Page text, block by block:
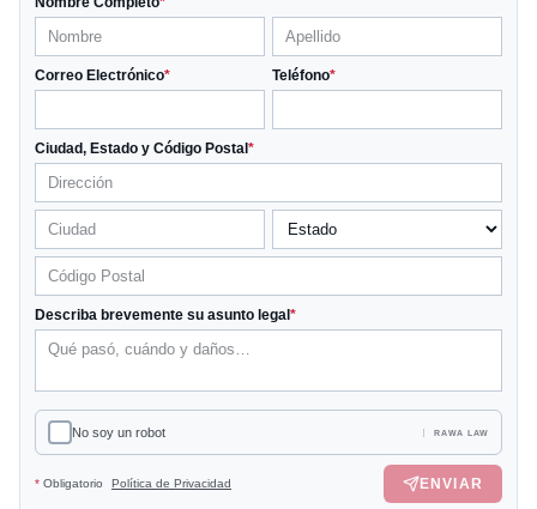
Correo Electrónico* Teléfono*
Ciudad, Estado y Código Postal *
Describa brevemente su asunto legal *
No soy un robot RAWA LAW
* Obligatorio Política de Privacidad ENVIAR